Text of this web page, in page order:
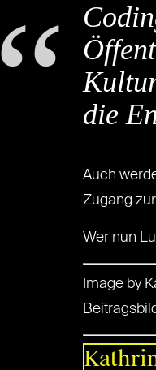
die
Auch
Zugang
Wer nun
Image by